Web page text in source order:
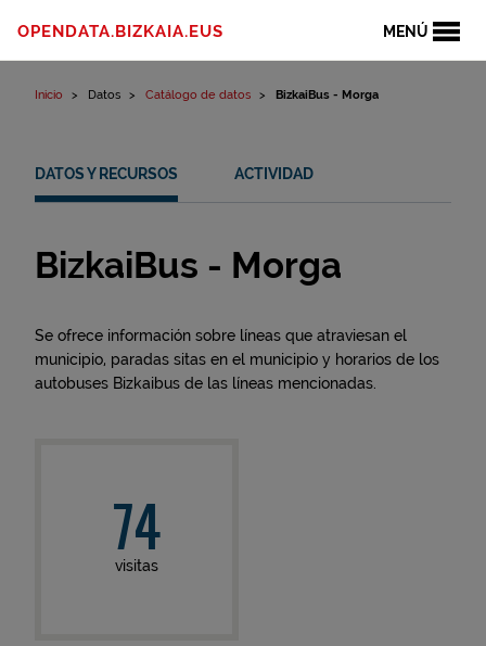
MENÚ
OPENDATA.BIZKAIA.EUS
Inicio Datos Catálogo de datos BizkaiBus - Morga
DATOS Y RECURSOS ACTIVIDAD
BizkaiBus - Morga
Se ofrece información sobre líneas que atraviesan el
municipio, paradas sitas en el municipio y horarios de los
autobuses Bizkaibus de las líneas mencionadas.
74
visitas